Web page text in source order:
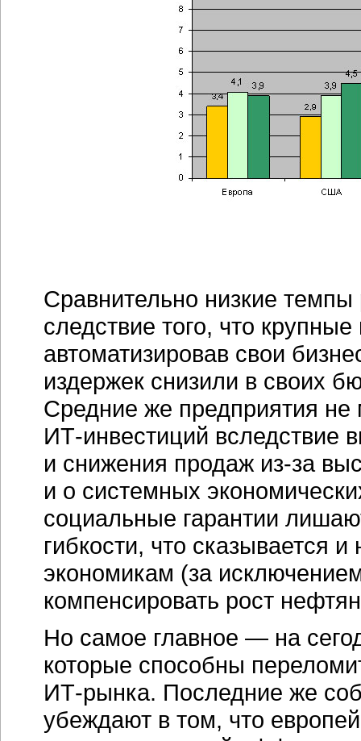
Сравнительно низкие
следствие того, что
автоматизировав свои
издержек снизили в своих
Средние же предприятия не
ИТ-инвестиций вследствие
и снижения продаж из-за
и о системных
социальные гарантии
гибкости, что сказывается
экономикам (за
компенсировать рост
Но самое главное — на
которые способны
ИТ-рынка. Последние же
убеждают в том, что